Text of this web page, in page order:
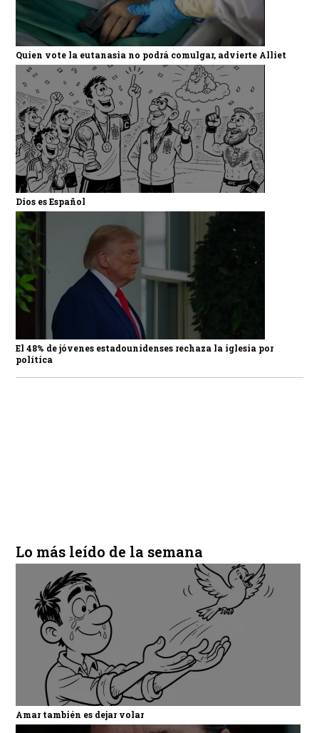
Quien vote la eutanasia no podrá comulgar, advierte Alliet
Dios es Español
El 48% de jóvenes estadounidenses rechaza la iglesia por
política
Lo más leído de la semana
Amar también es dejar volar